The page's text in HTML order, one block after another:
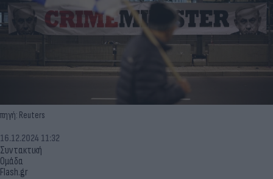
πηγή: Reuters
Συντακτική
Ομάδα
Flash.gr
16.12.2024 11:32